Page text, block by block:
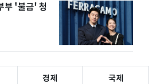
부 '불금' 청
경제 국제